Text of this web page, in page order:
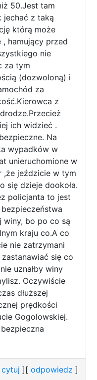
50.Jest tam
jechać z taką
którą może
hamujący przed
nie
za tym
(dozwoloną) i
za
z
ich widzieć .
Na
wypadków w
unieruchomione w
,że jeździcie w tym
się dzieje dookoła.
policjanta to jest
winy, bo po co są
kraju co.A co
nie zatrzymani
zastanawiać się co
uznałby winy
Oczywiście
dłuższej
prędkości
Gogolowskiej.
cytuj ][ odpowiedz ]